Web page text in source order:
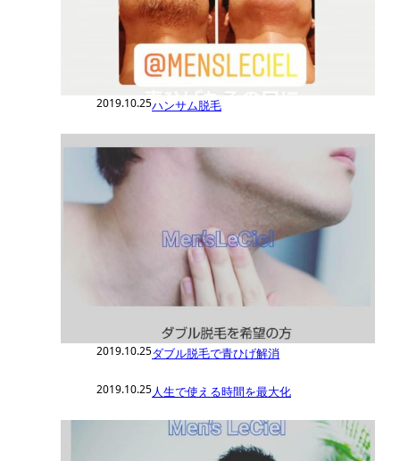
2019.10.25ハンサム脱毛
2019.10.25ダブル脱毛で青ひげ解消
2019.10.25人生で使える時間を最大化